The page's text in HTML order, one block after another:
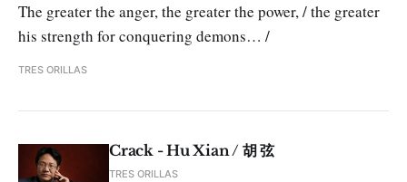
The greater the anger, the greater the power, / the greater
his strength for conquering demons… /
TRES ORILLAS
Crack - Hu Xian / 胡 弦
TRES ORILLAS